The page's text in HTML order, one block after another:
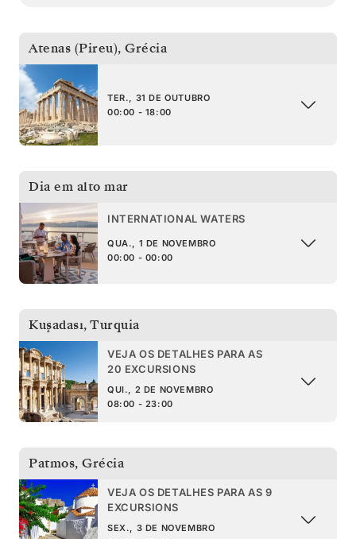
Atenas (Pireu), Grécia
TER., 31 DE OUTUBRO
00:00 - 18:00
Dia em alto mar
INTERNATIONAL WATERS
QUA., 1 DE NOVEMBRO
00:00 - 00:00
Kuşadası,Turquia
VEJA OS DETALHES PARA AS
20 EXCURSIONS
QUI., 2 DE NOVEMBRO
08:00 - 23:00
Patmos, Grécia
VEJA OS DETALHES PARA AS 9
EXCURSIONS
SEX., 3 DE NOVEMBRO